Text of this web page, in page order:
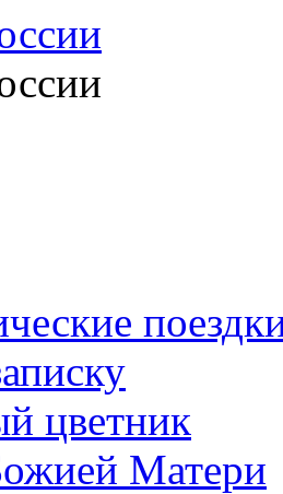
цветник
Матери